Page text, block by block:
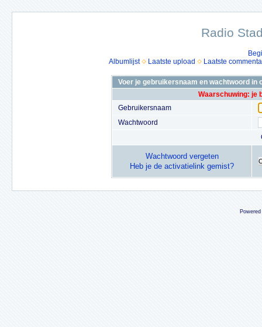
Radio
Albumlijst
Laatste upload Laatste
Voer je gebruikersnaam en wachtwoord in
Waarschuwing: je
Gebruikersnaam
Wachtwoord
Wachtwoord vergeten
Heb je de activatielink gemist?